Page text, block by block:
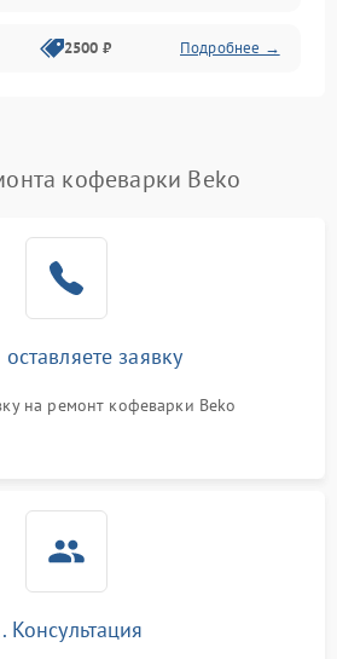
2500 ₽ Подробнее →
кофеварки Beko
заявку
на ремонт кофеварки Beko
Консультация